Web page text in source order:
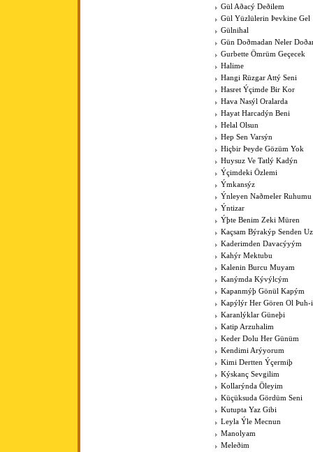
Gül Aðacý Deðilem
Gül Yüzlülerin Þevkine Gel
Gülnihal
Gün Doðmadan Neler
Gurbette Ömrüm Geçecek
Halime
Hangi Rüzgar Attý Seni
Hasret Ýçimde Bir Kor
Hava Nasýl Oralarda
Hayat Harcadýn Beni
Helal Olsun
Hep Sen Varsýn
Hiçbir Þeyde Gözüm Yok
Huysuz Ve Tatlý Kadýn
Ýçimdeki Özlemi
Ýmkansýz
Ýnleyen Naðmeler Ruhumu
Ýntizar
Ýþte Benim Zeki Müren
Kaçsam Býrakýp Senden
Kaderimden Davacýyým
Kahýr Mektubu
Kalenin Burcu Muyam
Kanýmda Kývýlcým
Kapanmýþ Gönül Kapým
Kapýlýr Her Gören Ol Þuh-
Karanlýklar Güneþi
Katip Arzuhalim
Keder Dolu Her Günüm
Kendimi Arýyorum
Kimi Dertten Ýçermiþ
Kýskanç Sevgilim
Kollarýnda Öleyim
Küçüksuda Gördüm Seni
Kutupta Yaz Gibi
Leyla Ýle Mecnun
Manolyam
Meleðim